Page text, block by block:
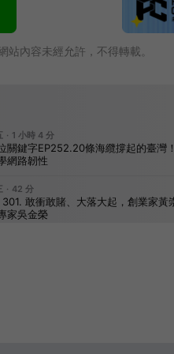
站內容未經允許，不得轉載。